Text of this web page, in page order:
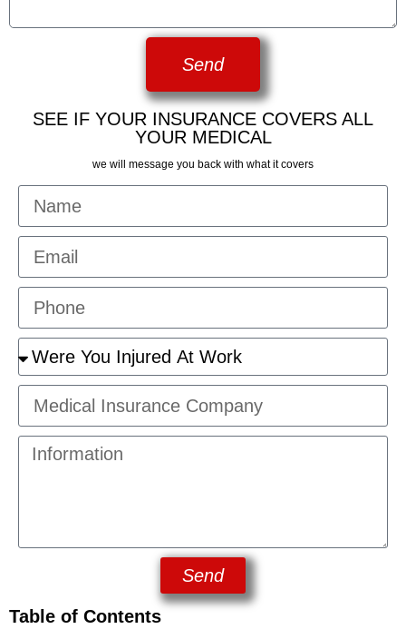
Send
SEE IF YOUR INSURANCE COVERS ALL
YOUR MEDICAL
we will message you back with what it covers
Send
Table of Contents